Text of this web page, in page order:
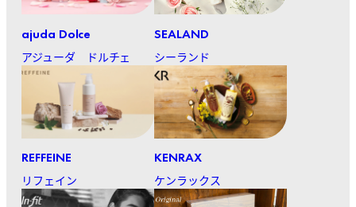
ajuda Dolce
アジューダ ドルチェ
SEALAND
シーランド
REFFEINE
リフェイン
KENRAX
ケンラックス